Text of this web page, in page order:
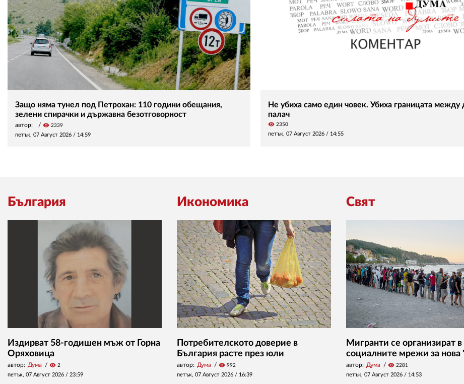
Защо няма тунел под Петрохан: 110 години обещания,
зелени спирачки и държавна безотговорност
автор: visibility 2339
петък, 07 Август 2026 / 14:59
Не убиха само един човек. Убиха границата между
палач
visibility 2350
петък, 07 Август 2026 / 14:55
България
Издирват 58-годишен мъж от Горна
Оряховица
автор: Дума visibility 2
петък, 07 Август 2026 / 23:59
Икономика
Потребителското доверие в
България расте през юли
автор: Дума visibility 992
петък, 07 Август 2026 / 16:39
Свят
Мигранти се организират в
социалните мрежи за нова
автор: Дума visibility 2281
петък, 07 Август 2026 / 14:53